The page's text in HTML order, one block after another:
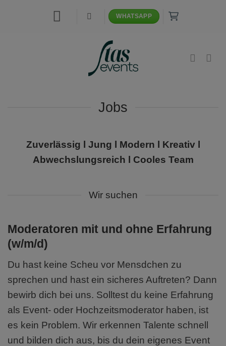
WHATSAPP
Jobs
Zuverlässig l Jung l Modern l Kreativ l
Abwechslungsreich l Cooles Team
Wir suchen
Moderatoren mit und ohne Erfahrung
(w/m/d)
Du hast keine Scheu vor Mensdchen zu
sprechen und hast ein sicheres Auftreten? Dann
bewirb dich bei uns. Solltest du keine Erfahrung
als Event- oder Hochzeitsmoderator haben, ist
es kein Problem. Wir erkennen Talente schnell
und bilden dich aus, bis du dein eigenes Event